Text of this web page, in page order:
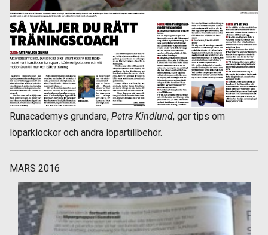
Runacademys grundare, Petra Kindlund, ger tips om
löparklockor och andra löpartillbehör.
MARS 2016